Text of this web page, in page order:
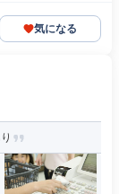
気になる